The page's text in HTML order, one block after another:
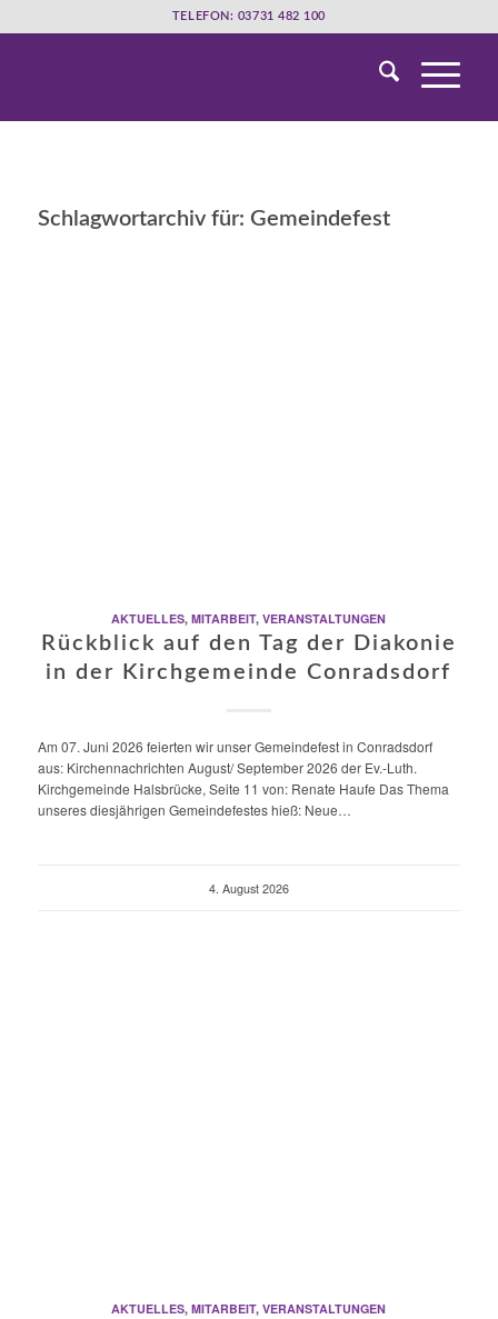
TELEFON: 03731 482 100
Schlagwortarchiv für: Gemeindefest
AKTUELLES,MITARBEIT,VERANSTALTUNGEN
Rückblick auf den Tag der Diakonie
in der Kirchgemeinde Conradsdorf
Am 07. Juni 2026 feierten wir unser Gemeindefest in Conradsdorf
aus: Kirchennachrichten August/ September 2026 der Ev.-Luth.
Kirchgemeinde Halsbrücke, Seite 11 von: Renate Haufe Das Thema
unseres diesjährigen Gemeindefestes hieß: Neue…
4. August 2026
AKTUELLES,MITARBEIT,VERANSTALTUNGEN